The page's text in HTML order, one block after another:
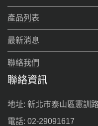
產品列表
最新消息
聯絡我們
聯絡資訊
地址: 新北市泰山區憲訓
電話: 02-29091617